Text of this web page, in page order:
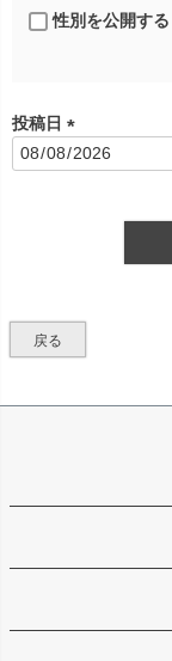
性別を公開する
投稿日
(
戻る